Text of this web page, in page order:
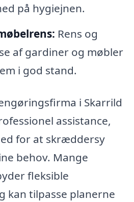
på hygiejnen.
Rens og
af gardiner og møbler
i god stand.
i Skarrild
assistance,
for at skræddersy
behov. Mange
fleksible
kan tilpasse planerne